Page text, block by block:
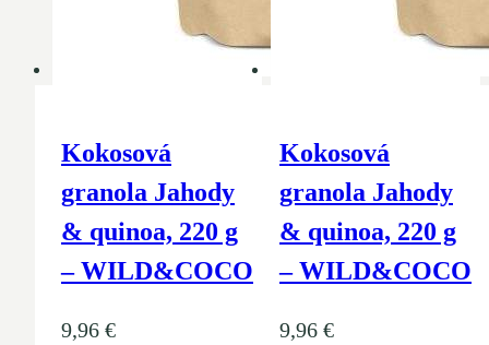
Kokosová
granola Jahody
& quinoa, 220 g
– WILD&COCO
9,96 €
Kokosová
granola Jahody
& quinoa, 220 g
– WILD&COCO
9,96 €